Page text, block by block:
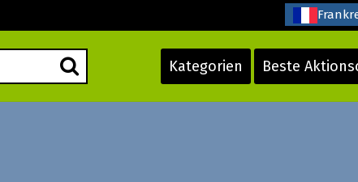
Kategorien Beste